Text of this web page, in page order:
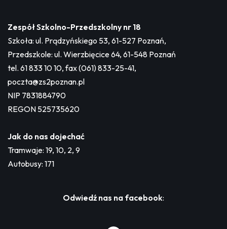
Zespół Szkolno-Przedszkolny nr 18
Szkoła: ul. Prądzyńskiego 53, 61-527 Poznań,
Przedszkole: ul. Wierzbięcice 64, 61-548 Poznań
tel. 61 833 10 10, fax (061) 833-25-41,
poczta@zs2poznan.pl
NIP 7831884790
REGON 525735620
Jak do nas dojechać
Tramwaje: 19, 10, 2, 9
Autobusy: 171
Odwiedź nas na facebook: